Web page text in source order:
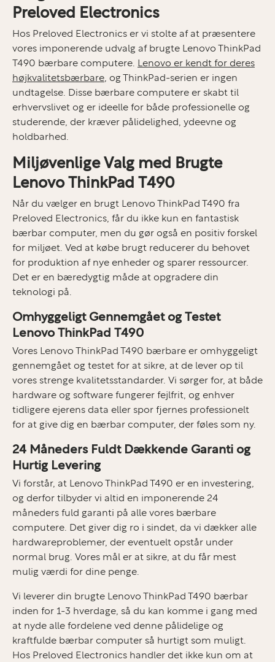
Preloved Electronics
Hos Preloved Electronics er vi stolte af at præsentere
vores imponerende udvalg af brugte Lenovo ThinkPad
T490 bærbare computere. Lenovo er kendt for deres
højkvalitetsbærbare, og ThinkPad-serien er ingen
undtagelse. Disse bærbare computere er skabt til
erhvervslivet og er ideelle for både professionelle og
studerende, der kræver pålidelighed, ydeevne og
holdbarhed.
Miljøvenlige Valg med Brugte
Lenovo ThinkPad T490
Når du vælger en brugt Lenovo ThinkPad T490 fra
Preloved Electronics, får du ikke kun en fantastisk
bærbar computer, men du gør også en positiv forskel
for miljøet. Ved at købe brugt reducerer du behovet
for produktion af nye enheder og sparer ressourcer.
Det er en bæredygtig måde at opgradere din
teknologi på.
Omhyggeligt Gennemgået og Testet
Lenovo ThinkPad T490
Vores Lenovo ThinkPad T490 bærbare er omhyggeligt
gennemgået og testet for at sikre, at de lever op til
vores strenge kvalitetsstandarder. Vi sørger for, at både
hardware og software fungerer fejlfrit, og enhver
tidligere ejerens data eller spor fjernes professionelt
for at give dig en bærbar computer, der føles som ny.
24 Måneders Fuldt Dækkende Garanti og
Hurtig Levering
Vi forstår, at Lenovo ThinkPad T490 er en investering,
og derfor tilbyder vi altid en imponerende 24
måneders fuld garanti på alle vores bærbare
computere. Det giver dig ro i sindet, da vi dækker alle
hardwareproblemer, der eventuelt opstår under
normal brug. Vores mål er at sikre, at du får mest
mulig værdi for dine penge.
Vi leverer din brugte Lenovo ThinkPad T490 bærbar
inden for 1-3 hverdage, så du kan komme i gang med
at nyde alle fordelene ved denne pålidelige og
kraftfulde bærbar computer så hurtigt som muligt.
Hos Preloved Electronics handler det ikke kun om at